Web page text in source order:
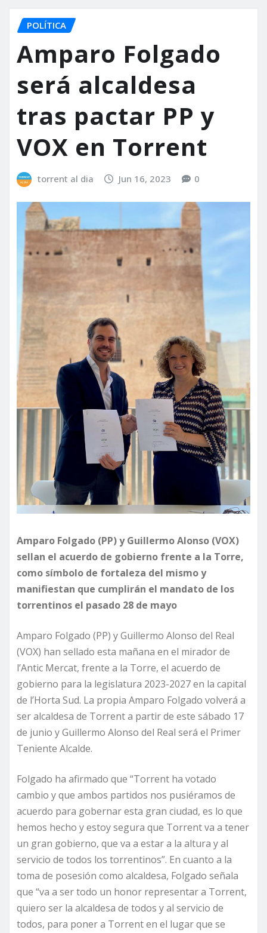
POLÍTICA
Amparo Folgado
será alcaldesa
tras pactar PP y
VOX en Torrent
torrent al dia Jun 16, 2023 0
Amparo Folgado (PP) y Guillermo Alonso (VOX)
sellan el acuerdo de gobierno frente a la Torre,
como símbolo de fortaleza del mismo y
manifiestan que cumplirán el mandato de los
torrentinos el pasado 28 de mayo
Amparo Folgado (PP) y Guillermo Alonso del Real
(VOX) han sellado esta mañana en el mirador de
l’Antic Mercat, frente a la Torre, el acuerdo de
gobierno para la legislatura 2023-2027 en la capital
de l’Horta Sud. La propia Amparo Folgado volverá a
ser alcaldesa de Torrent a partir de este sábado 17
de junio y Guillermo Alonso del Real será el Primer
Teniente Alcalde.
Folgado ha afirmado que “Torrent ha votado
cambio y que ambos partidos nos pusiéramos de
acuerdo para gobernar esta gran ciudad, es lo que
hemos hecho y estoy segura que Torrent va a tener
un gran gobierno, que va a estar a la altura y al
servicio de todos los torrentinos”. En cuanto a la
toma de posesión como alcaldesa, Folgado señala
que “va a ser todo un honor representar a Torrent,
quiero ser la alcaldesa de todos y al servicio de
todos, para poner a Torrent en el lugar que se